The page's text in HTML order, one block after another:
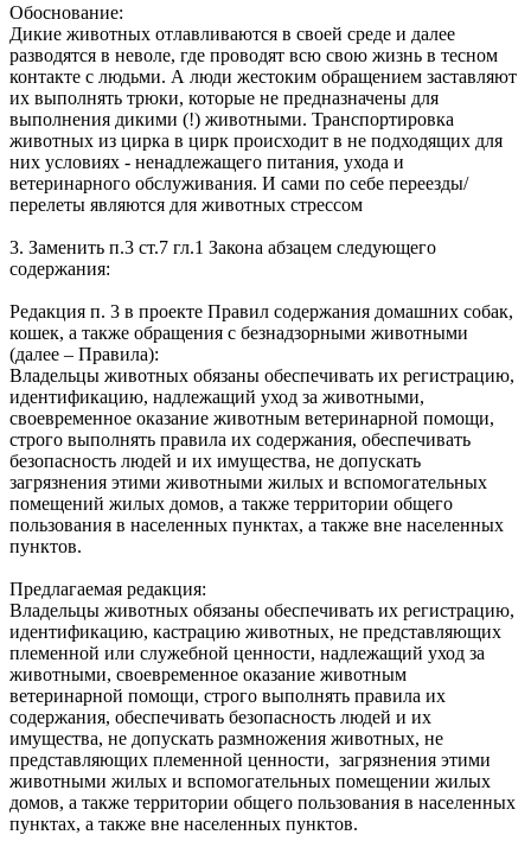
Обоснование:
Дикие животных отлавливаются в своей среде и далее
разводятся в неволе, где проводят всю свою жизнь в тесном
контакте с людьми. А люди жестоким обращением заставляют
их выполнять трюки, которые не предназначены для
выполнения дикими (!) животными. Транспортировка
животных из цирка в цирк происходит в не подходящих для
них условиях - ненадлежащего питания, ухода и
ветеринарного обслуживания. И сами по себе переезды/
перелеты являются для животных стрессом
3. Заменить п.3 ст.7 гл.1 Закона абзацем следующего
содержания:
Редакция п. 3 в проекте Правил содержания домашних собак,
кошек, а также обращения с безнадзорными животными
(далее – Правила):
Владельцы животных обязаны обеспечивать их регистрацию,
идентификацию, надлежащий уход за животными,
своевременное оказание животным ветеринарной помощи,
строго выполнять правила их содержания, обеспечивать
безопасность людей и их имущества, не допускать
загрязнения этими животными жилых и вспомогательных
помещений жилых домов, а также территории общего
пользования в населенных пунктах, а также вне населенных
пунктов.
Предлагаемая редакция:
Владельцы животных обязаны обеспечивать их регистрацию,
идентификацию, кастрацию животных, не представляющих
племенной или служебной ценности, надлежащий‌ уход за
животными, своевременное оказание животным
ветеринарной‌ помощи, строго выполнять правила их
содержания, обеспечивать безопасность людей‌ и их
имущества, не допускать размножения животных, не
представляющих племенной ценности, загрязнения этими
животными жилых и вспомогательных помещении‌ жилых
домов, а также территории общего пользования в населенных
пунктах, а также вне населенных пунктов.